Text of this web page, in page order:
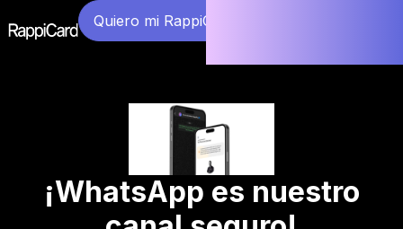
Quiero mi RappiCard
¡WhatsApp es nuestro